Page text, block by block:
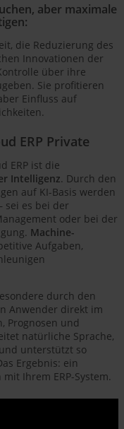
aber maximale
die Reduzierung des
Innovationen der
über ihre
Sie profitieren
Einfluss auf
ERP Private
ERP ist die
Intelligenz. Durch den
auf KI-Basis werden
sei es bei der
oder bei der
Machine-
Aufgaben,
durch den
Anwender direkt im
Prognosen und
natürliche Sprache,
unterstützt so
Ergebnis: ein
Ihrem ERP-System.